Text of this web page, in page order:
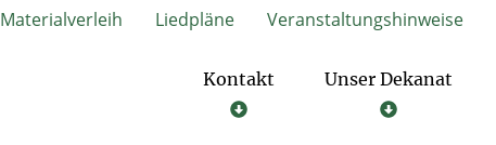
Kontakt Unser Dekanat
Materialverleih Liedpläne Veranstaltungshinweise